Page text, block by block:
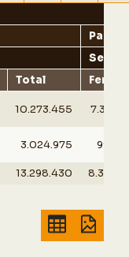
Parda
Sexo
Total
10.273.455
3.024.975
13.298.430